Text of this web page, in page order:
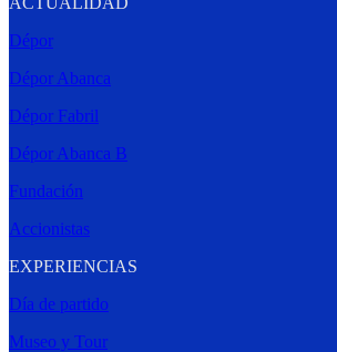
Dépor
Dépor Abanca
Dépor Fabril
Dépor Abanca B
Fundación
Accionistas
EXPERIENCIAS
Día de partido
Museo y Tour